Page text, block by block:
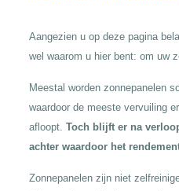
Aangezien u op deze pagina
wel waarom u hier bent: om uw
Meestal worden zonnepanelen
waardoor de meeste vervuiling
afloopt. Toch blijft er na
achter waardoor het
Zonnepanelen zijn niet